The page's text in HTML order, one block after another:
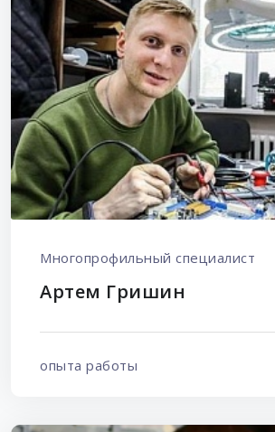
Многопрофильный специалист
Артем Гришин
опыта работы